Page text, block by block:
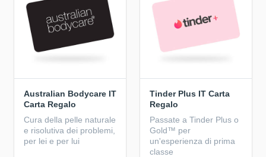
Australian Bodycare IT
Carta Regalo
Cura della pelle naturale
e risolutiva dei problemi,
per lei e per lui
Tinder Plus IT Carta
Regalo
Passate a Tinder Plus o
Gold™ per
un'esperienza di prima
classe